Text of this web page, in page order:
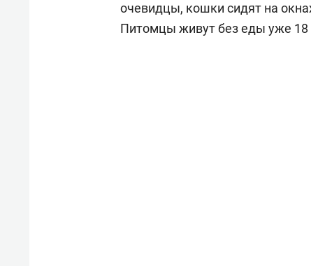
очевидцы, кошки сидят на
Питомцы живут без еды уже 18